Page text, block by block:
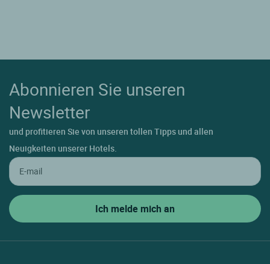
Abonnieren Sie unseren
Newsletter
und profitieren Sie von unseren tollen Tipps und allen
Neuigkeiten unserer Hotels.